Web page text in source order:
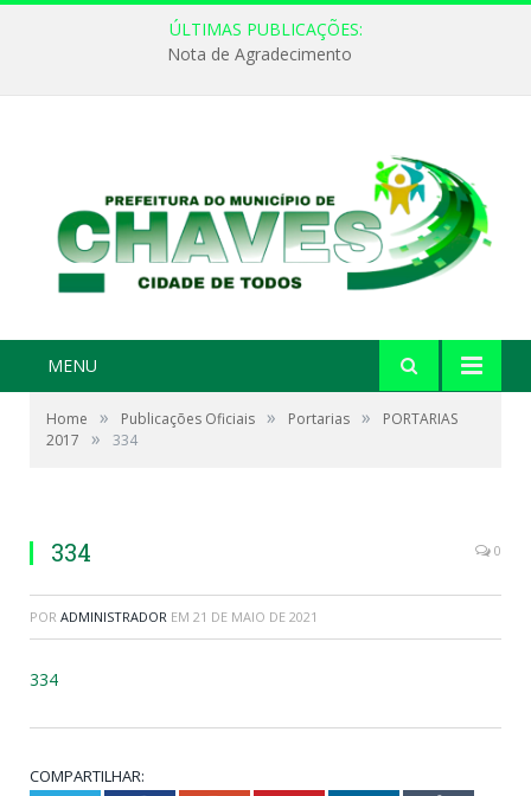
ÚLTIMAS PUBLICAÇÕES:
Nota de Agradecimento
MENU
Home » Publicações Oficiais » Portarias »
PORTARIAS
2017
» 334
334 0
POR ADMINISTRADOR EM 21 DE MAIO DE 2021
334
COMPARTILHAR: